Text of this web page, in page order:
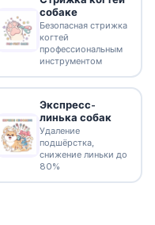
собаке
Безопасная стрижка
когтей
профессиональным
инструментом
Экспресс-
линька собак
Удаление
подшёрстка,
снижение линьки до
80%